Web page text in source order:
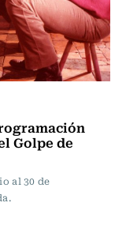
Golpe de
al 30 de